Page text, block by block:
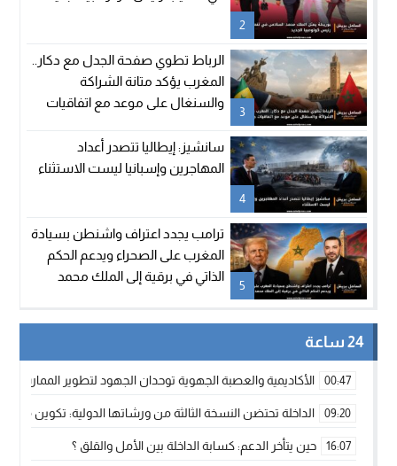
2
3
الرباط تطوي صفحة الجدل مع دكار..
المغرب يؤكد متانة الشراكة
والسنغال على موعد مع اتفاقيات
4
سانشيز: إيطاليا تتصدر أعداد
المهاجرين وإسبانيا ليست الاستثناء
5
ترامب يجدد اعتراف واشنطن بسيادة
المغرب على الصحراء ويدعم الحكم
الذاتي في برقية إلى الملك محمد
24 ساعة
00:47 الأكاديمية والعصبة الجهوية توحدان الجهود لتطوير الممارسة
09:20 الداخلة تحتضن النسخة الثالثة من ورشاتها الدولية: تكوين
16:07 حين يتأخر الدعم: كسابة الداخلة بين الأمل والقلق ؟